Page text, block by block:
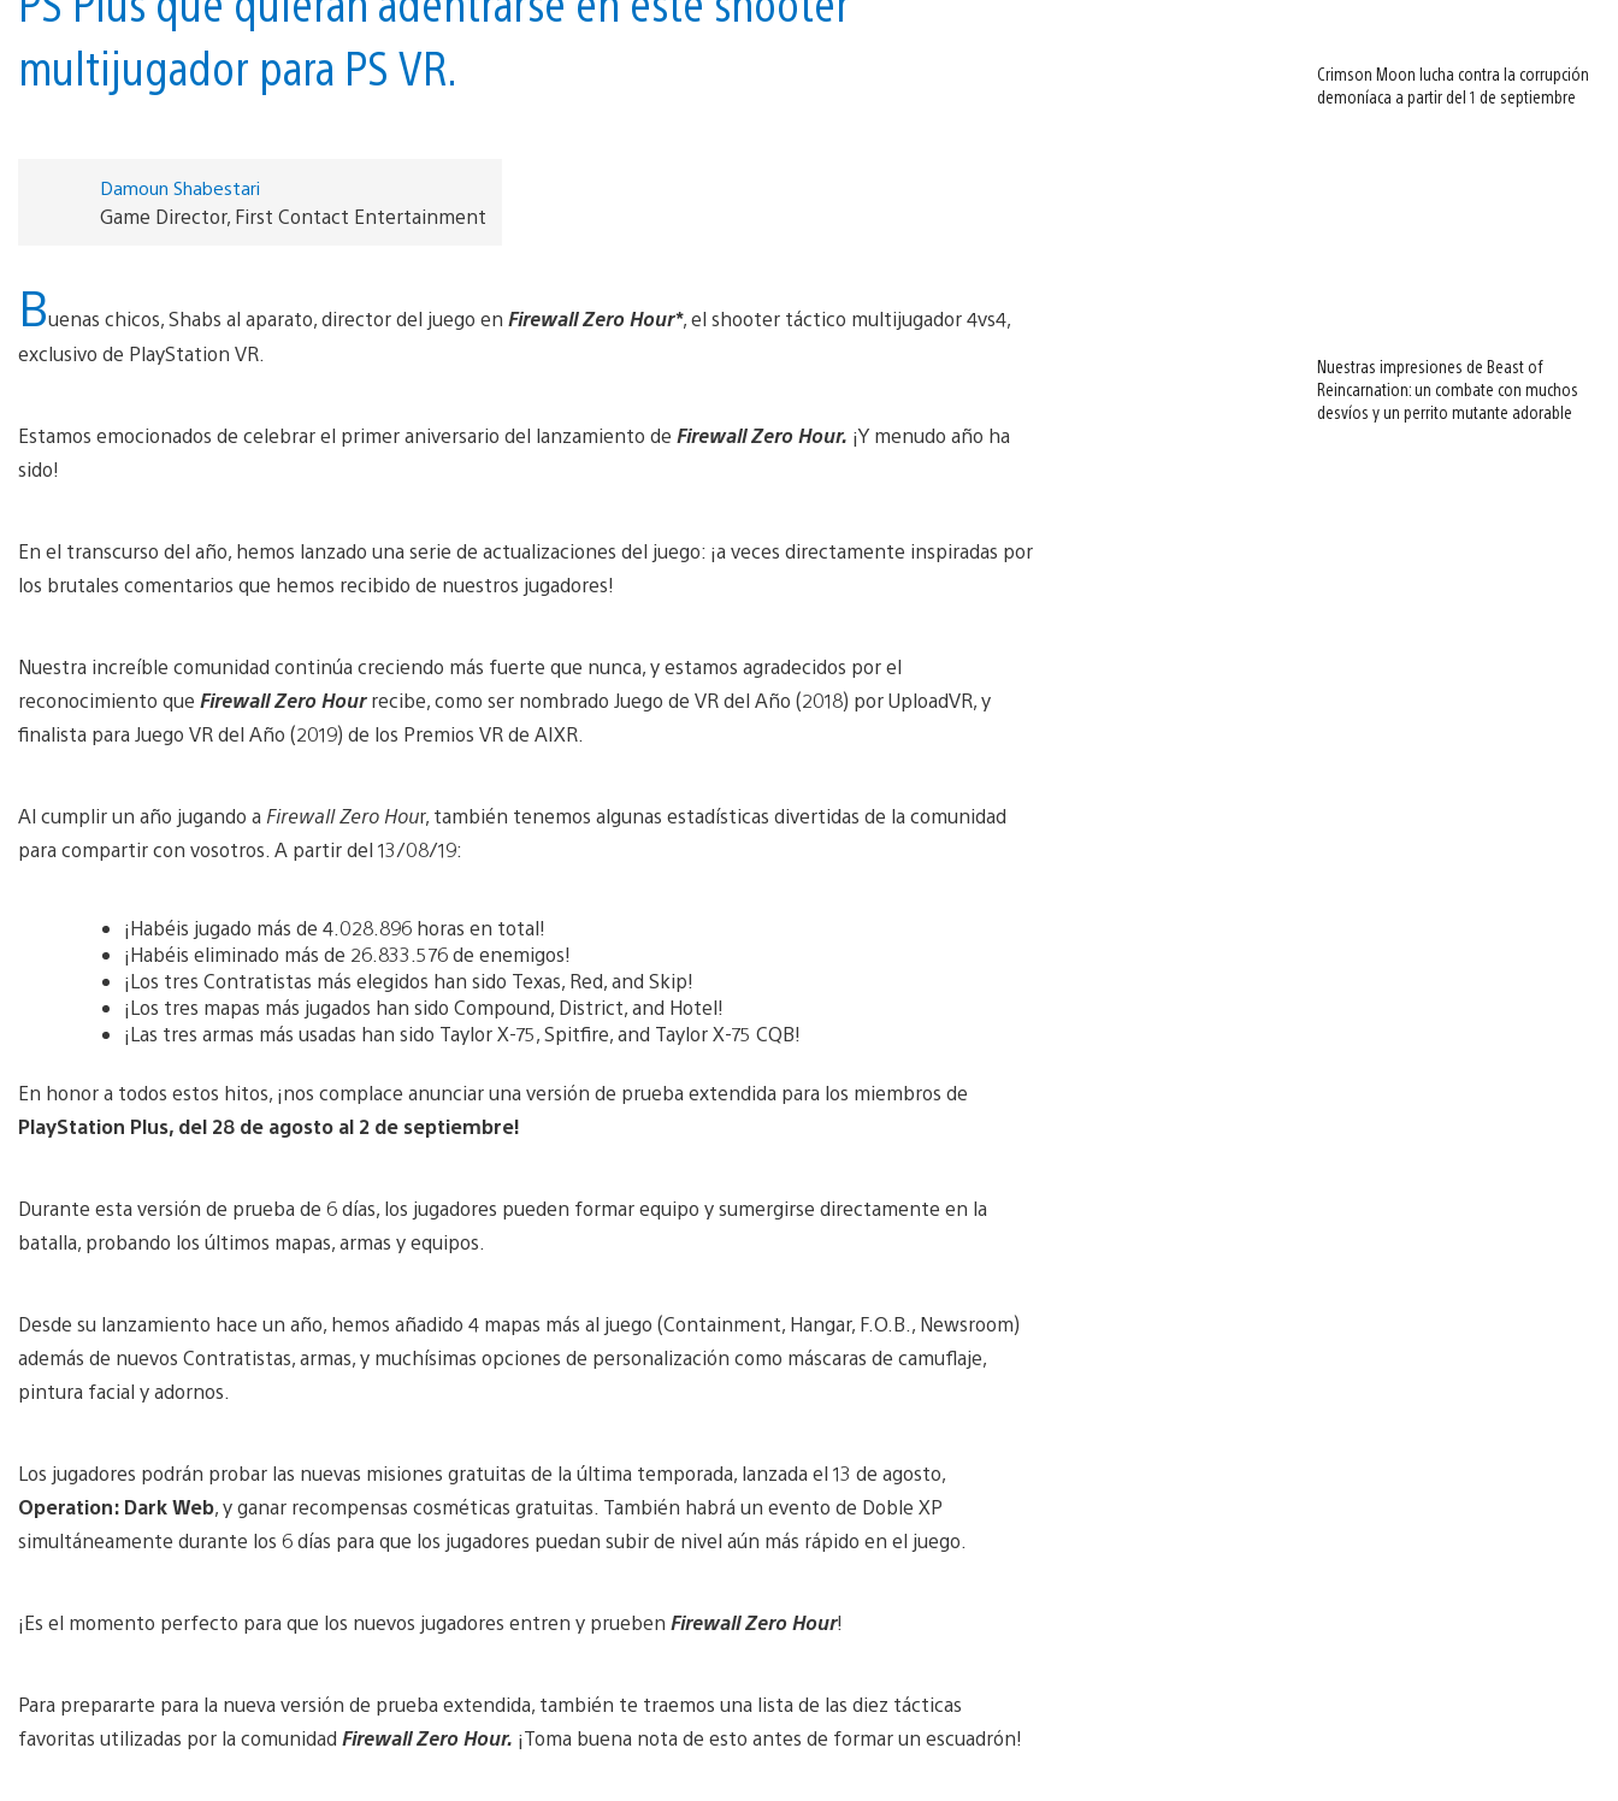
multijugador para PS VR.
Damoun Shabestari
Game Director, First Contact Entertainment
Buenas chicos, Shabs al aparato, director del juego en Firewall Zero Hour*, el shooter táctico multijugador 4vs4,
exclusivo de PlayStation VR.
Estamos emocionados de celebrar el primer aniversario del lanzamiento de Firewall Zero Hour. ¡Y menudo año ha
sido!
En el transcurso del año, hemos lanzado una serie de actualizaciones del juego: ¡a veces directamente inspiradas por
los brutales comentarios que hemos recibido de nuestros jugadores!
Nuestra increíble comunidad continúa creciendo más fuerte que nunca, y estamos agradecidos por el
reconocimiento que Firewall Zero Hour recibe, como ser nombrado Juego de VR del Año (2018) por UploadVR, y
finalista para Juego VR del Año (2019) de los Premios VR de AIXR.
Al cumplir un año jugando a Firewall Zero Hour, también tenemos algunas estadísticas divertidas de la comunidad
para compartir con vosotros. A partir del 13/08/19:
¡Habéis jugado más de 4.028.896 horas en total!
¡Habéis eliminado más de 26.833.576 de enemigos!
¡Los tres Contratistas más elegidos han sido Texas, Red, and Skip!
¡Los tres mapas más jugados han sido Compound, District, and Hotel!
¡Las tres armas más usadas han sido Taylor X-75, Spitfire, and Taylor X-75 CQB!
En honor a todos estos hitos, ¡nos complace anunciar una versión de prueba extendida para los miembros de
PlayStation Plus, del 28 de agosto al 2 de septiembre!
Durante esta versión de prueba de 6 días, los jugadores pueden formar equipo y sumergirse directamente en la
batalla, probando los últimos mapas, armas y equipos.
Desde su lanzamiento hace un año, hemos añadido 4 mapas más al juego (Containment, Hangar, F.O.B., Newsroom)
además de nuevos Contratistas, armas, y muchísimas opciones de personalización como máscaras de camuflaje,
pintura facial y adornos.
Los jugadores podrán probar las nuevas misiones gratuitas de la última temporada, lanzada el 13 de agosto,
Operation: Dark Web, y ganar recompensas cosméticas gratuitas. También habrá un evento de Doble XP
simultáneamente durante los 6 días para que los jugadores puedan subir de nivel aún más rápido en el juego.
¡Es el momento perfecto para que los nuevos jugadores entren y prueben Firewall Zero Hour!
Para prepararte para la nueva versión de prueba extendida, también te traemos una lista de las diez tácticas
favoritas utilizadas por la comunidad Firewall Zero Hour. ¡Toma buena nota de esto antes de formar un escuadrón!
Crimson Moon lucha contra la corrupción
demoníaca a partir del 1 de septiembre
Nuestras impresiones de Beast of
Reincarnation: un combate con muchos
desvíos y un perrito mutante adorable